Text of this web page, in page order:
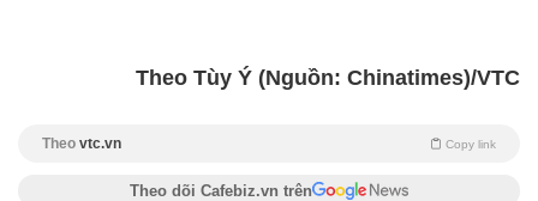
Theo Tùy Ý (Nguồn: Chinatimes)/VTC
Theo vtc.vn Copy link
Theo dõi Cafebiz.vn trên